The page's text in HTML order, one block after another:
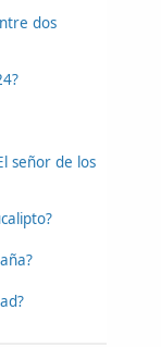
dos
señor de los